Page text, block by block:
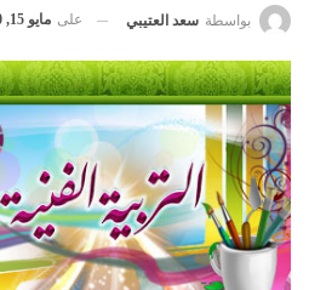
بواسطة سعد العتيبي على مايو 15, 2020